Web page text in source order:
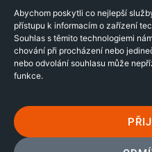
Abychom poskytli co nejlepší
přístupu k informacím o zařízení
Souhlas s těmito technologiemi
chování při procházení nebo
nebo odvolání souhlasu může
funkce.
KONTAKTY
+420 608 127 126
office@ezv.cz
41201 Litoměřice
SLUŽBY